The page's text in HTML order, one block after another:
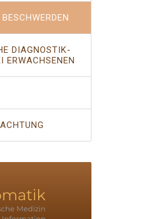
DIAGNOSTIK-
ERWACHSENEN